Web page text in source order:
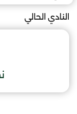
النادي الحالي